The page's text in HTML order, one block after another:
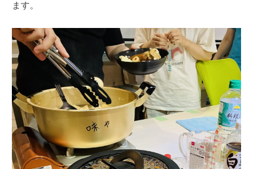
ます。